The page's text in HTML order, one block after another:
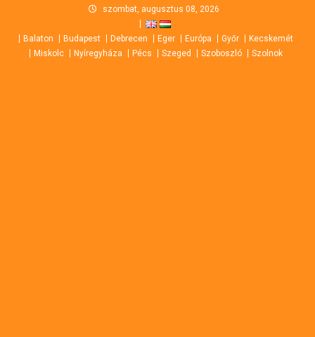
content
szombat, augusztus 08, 2026
Balaton Budapest Debrecen Eger Európa Győr
Kecskemét
Miskolc
Nyíregyháza Pécs Szeged Szoboszló Szolnok